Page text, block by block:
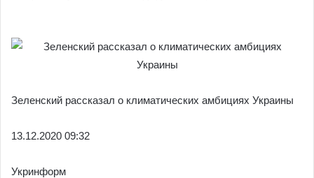
Зеленский рассказал о климатических амбициях Украины
13.12.2020 09:32
Укринформ